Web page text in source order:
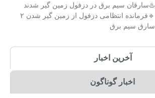
♨️سارقان سیم برق در دزفول زمین گیر شدند
🔹فرمانده انتظامی دزفول از زمین گیر شدن ۲
سارق سیم برق
آخرین اخبار
اخبار گوناگون